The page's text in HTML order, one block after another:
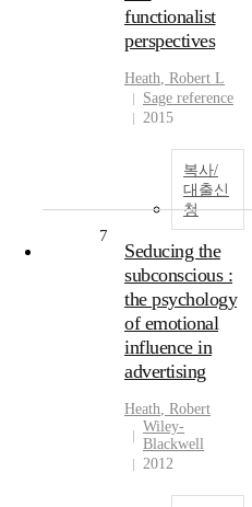
functionalist
perspectives
Heath, Robert L
Sage reference
2015
복사/
대출신
청
7
Seducing the
subconscious :
the psychology
of emotional
influence in
advertising
Heath, Robert
Wiley-
Blackwell
2012